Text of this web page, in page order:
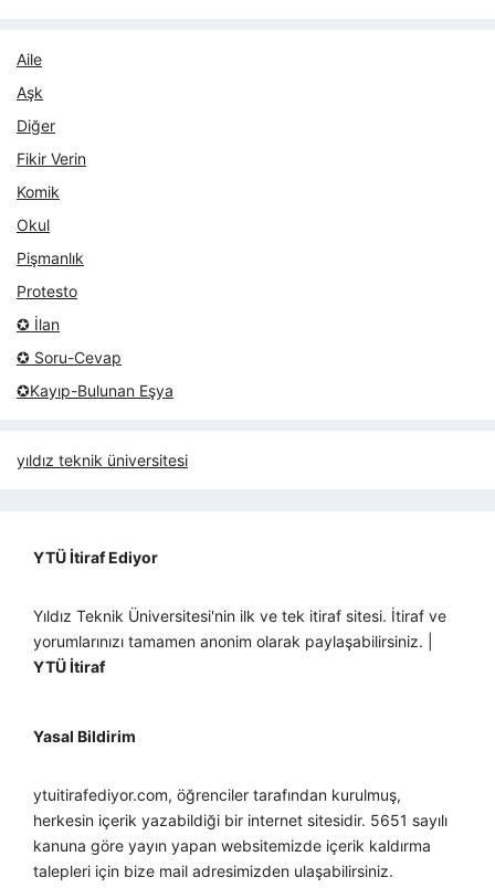
Aile
Aşk
Diğer
Fikir Verin
Komik
Okul
Pişmanlık
Protesto
✪ İlan
✪ Soru-Cevap
✪Kayıp-Bulunan Eşya
yıldız teknik üniversitesi
YTÜ İtiraf Ediyor
Yıldız Teknik Üniversitesi'nin ilk ve tek itiraf sitesi. İtiraf ve
yorumlarınızı tamamen anonim olarak paylaşabilirsiniz. |
YTÜ İtiraf
Yasal Bildirim
ytuitirafediyor.com, öğrenciler tarafından kurulmuş,
herkesin içerik yazabildiği bir internet sitesidir. 5651 sayılı
kanuna göre yayın yapan websitemizde içerik kaldırma
talepleri için bize mail adresimizden ulaşabilirsiniz.